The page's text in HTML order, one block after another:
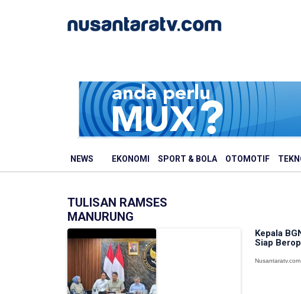
NEWS EKONOMI SPORT & BOLA OTOMOTIF
TULISAN RAMSES
MANURUNG
Kepala
Siap